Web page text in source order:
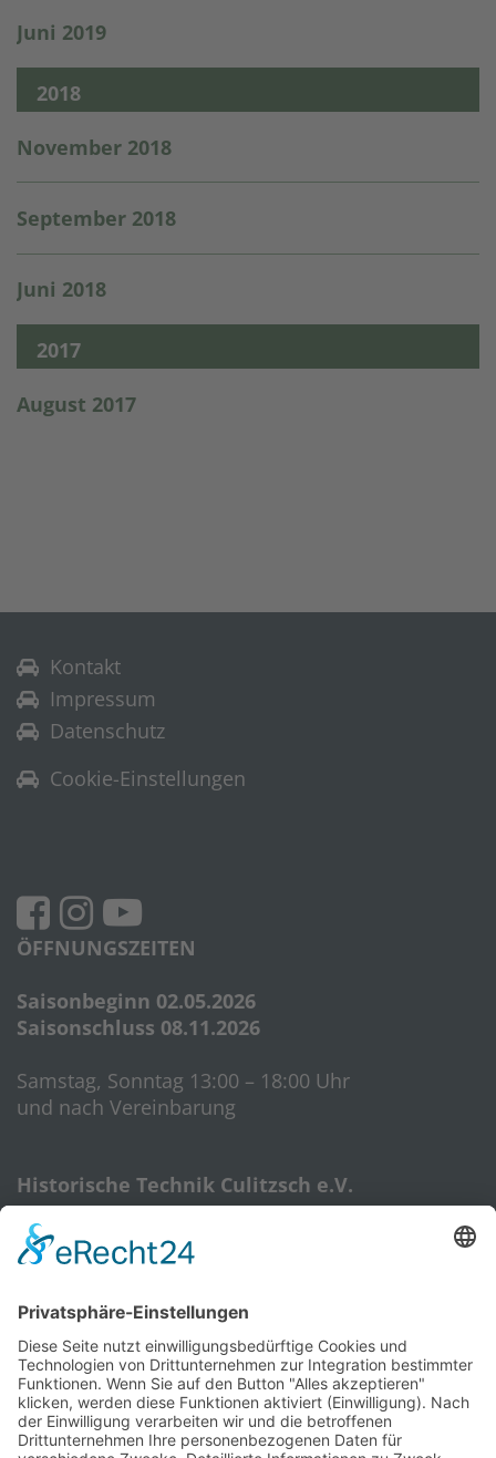
Juni 2019
2018
November 2018
September 2018
Juni 2018
2017
August 2017
Kontakt
Impressum
Datenschutz
Cookie-Einstellungen
ÖFFNUNGSZEITEN
Saisonbeginn 02.05.2026
Saisonschluss 08.11.2026
Samstag, Sonntag 13:00 – 18:00 Uhr
und nach Vereinbarung
Historische Technik Culitzsch e.V.
08112 Wilkau-Haßlau‎
E-Mail:
htcverein@gmail.com